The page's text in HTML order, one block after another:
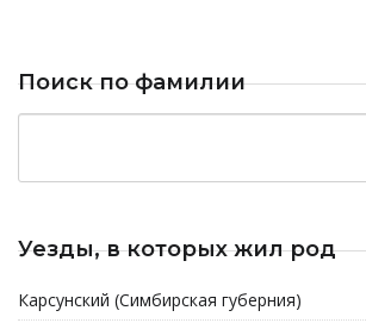
Поиск по фамилии
Уезды, в которых жил род
Карсунский (Симбирская губерния)